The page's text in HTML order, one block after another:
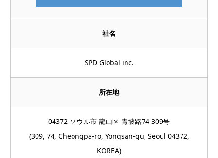
社名
SPD Global inc.
所在地
04372 ソウル市 龍山区 青坡路74 309号
(309, 74, Cheongpa-ro, Yongsan-gu, Seoul 04372,
KOREA)